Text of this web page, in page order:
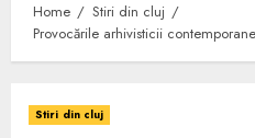
Home
Stiri din cluj
Provocările arhivisticii
Stiri din cluj